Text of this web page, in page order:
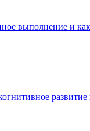
выполнение и